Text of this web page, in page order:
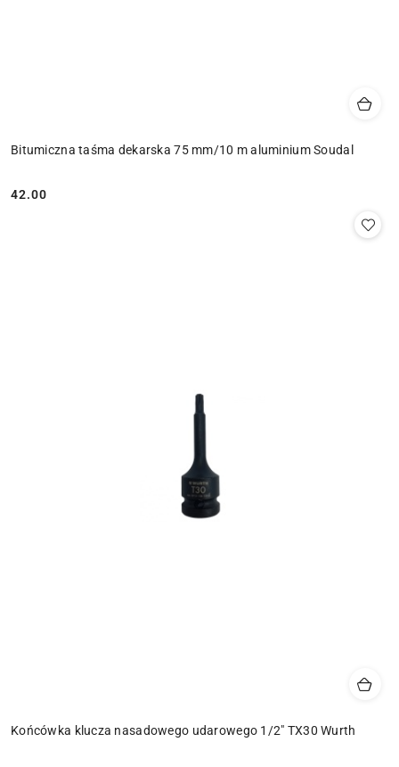
Bitumiczna taśma dekarska 75 mm/10 m aluminium Soudal
Cena:
42.00
Końcówka klucza nasadowego udarowego 1/2" TX30 Wurth